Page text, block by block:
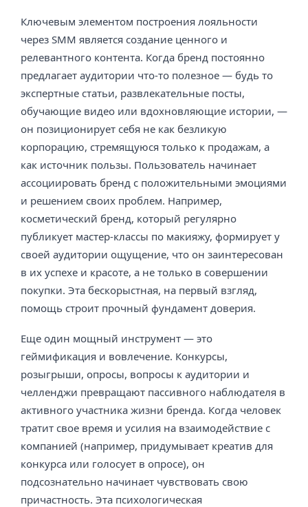
Ключевым элементом построения лояльности
через SMM является создание ценного и
релевантного контента. Когда бренд постоянно
предлагает аудитории что-то полезное — будь то
экспертные статьи, развлекательные посты,
обучающие видео или вдохновляющие истории, —
он позиционирует себя не как безликую
корпорацию, стремящуюся только к продажам, а
как источник пользы. Пользователь начинает
ассоциировать бренд с положительными эмоциями
и решением своих проблем. Например,
косметический бренд, который регулярно
публикует мастер-классы по макияжу, формирует у
своей аудитории ощущение, что он заинтересован
в их успехе и красоте, а не только в совершении
покупки. Эта бескорыстная, на первый взгляд,
помощь строит прочный фундамент доверия.
Еще один мощный инструмент — это
геймификация и вовлечение. Конкурсы,
розыгрыши, опросы, вопросы к аудитории и
челленджи превращают пассивного наблюдателя в
активного участника жизни бренда. Когда человек
тратит свое время и усилия на взаимодействие с
компанией (например, придумывает креатив для
конкурса или голосует в опросе), он
подсознательно начинает чувствовать свою
причастность. Эта психологическая